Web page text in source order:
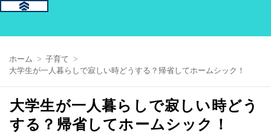
ホーム
子育て
大学生が一人暮らしで寂しい時どうする？帰省してホームシック！
大学生が一人暮らしで寂しい時どう
する？帰省してホームシック！